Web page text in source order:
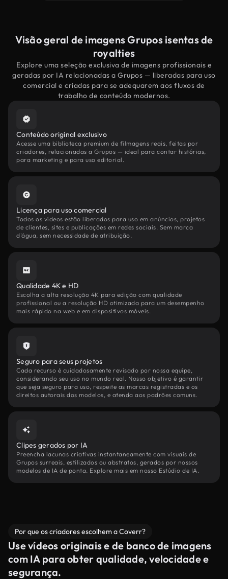
Visão geral de imagens Grupos isentas de
royalties
Explore uma seleção exclusiva de imagens profissionais e
geradas por IA relacionadas a Grupos — liberadas para uso
comercial e criadas para se adequarem aos fluxos de
trabalho de conteúdo modernos.
Conteúdo original exclusivo
Acesse uma biblioteca premium de filmagens reais, feitas por
criadores, relacionadas a Grupos — ideal para contar histórias,
para marketing e para uso editorial.
Licença para uso comercial
Todos os vídeos estão liberados para uso em anúncios, projetos
de clientes, sites e publicações em redes sociais. Sem marca
d'água, sem necessidade de atribuição.
Qualidade 4K e HD
Escolha a alta resolução 4K para edição com qualidade
profissional ou a resolução HD otimizada para um desempenho
mais rápido na web e em dispositivos móveis.
Seguro para seus projetos
Cada recurso é cuidadosamente revisado por nossa equipe,
considerando seu uso no mundo real. Nosso objetivo é garantir
que seja seguro para uso, respeite as marcas registradas e os
direitos autorais dos modelos, e atenda aos padrões comuns.
Clipes gerados por IA
Preencha lacunas criativas instantaneamente com visuais de
Grupos surreais, estilizados ou abstratos, gerados por nossos
modelos de IA de ponta. Explore mais em nosso Estúdio de IA.
Por que os criadores escolhem a Coverr?
Use vídeos originais e de banco de imagens
com IA para obter qualidade, velocidade e
segurança.